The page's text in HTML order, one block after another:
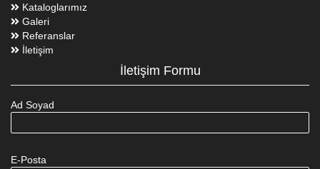
Kataloglarımız
Galeri
Referanslar
İletişim
İletişim Formu
Ad Soyad
E-Posta